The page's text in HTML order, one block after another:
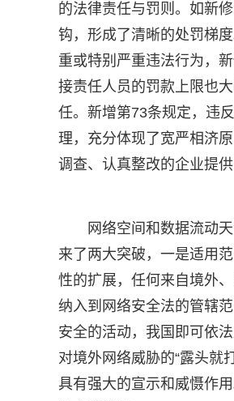
的法律责任与罚则。如新
钩，形成了清晰的处罚梯
重或特别严重违法行为，
接责任人员的罚款上限也
任。新增第73条规定，违
理，充分体现了宽严相济
调查、认真整改的企业提供
网络空间和数据流动
来了两大突破，一是适用
性的扩展，任何来自境外
纳入到网络安全法的管辖
安全的活动，我国即可依
对境外网络威胁的“露头就
具有强大的宣示和威慑作